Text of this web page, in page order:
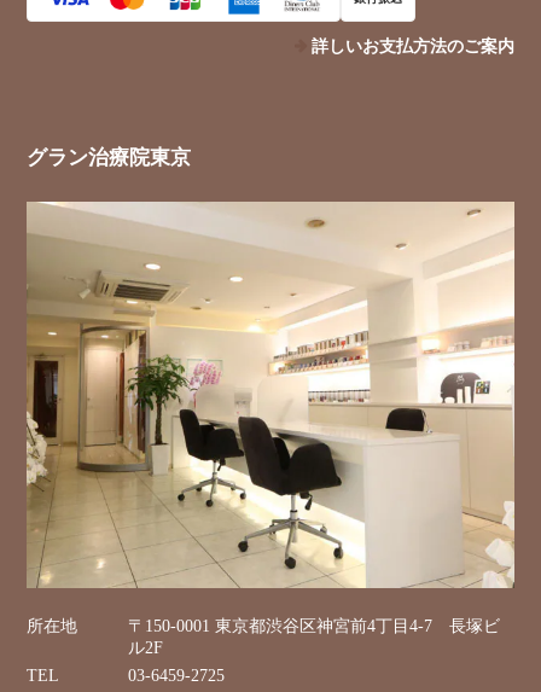
詳しいお支払方法のご案内
グラン治療院東京
所在地
〒150-0001 東京都渋谷区神宮前4丁目4-7 長塚ビ
ル2F
TEL
03-6459-2725